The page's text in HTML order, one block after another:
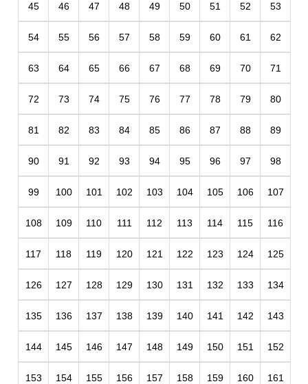
45 46 47 48 49 50 51 52 53
54 55 56 57 58 59 60 61 62
63 64 65 66 67 68 69 70 71
72 73 74 75 76 77 78 79 80
81 82 83 84 85 86 87 88 89
90 91 92 93 94 95 96 97 98
99 100 101 102 103 104 105 106 107
108 109 110 111 112 113 114 115 116
117 118 119 120 121 122 123 124 125
126 127 128 129 130 131 132 133 134
135 136 137 138 139 140 141 142 143
144 145 146 147 148 149 150 151 152
153 154 155 156 157 158 159 160 161